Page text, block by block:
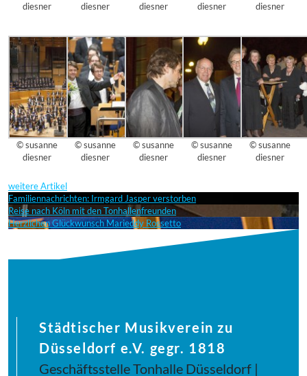
diesner
diesner
diesner
diesner
diesner
© susanne
diesner
© susanne
diesner
© susanne
diesner
© susanne
diesner
© susanne
diesner
weitere Artikel
Familiennachrichten: Irmgard Jasper verstorben
Reise nach Köln mit den Tonhallenfreunden
Herzlichen Glückwunsch Marieddy Rossetto
Städtischer Musikverein zu
Düsseldorf e.V. gegr. 1818
Geschäftsstelle Tonhalle Düsseldorf |